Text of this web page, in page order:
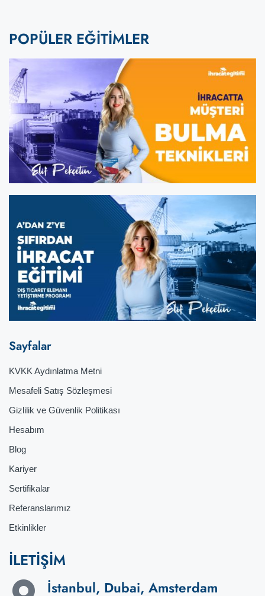
POPÜLER EĞİTİMLER
Sayfalar
KVKK Aydınlatma Metni
Mesafeli Satış Sözleşmesi
Gizlilik ve Güvenlik Politikası
Hesabım
Blog
Kariyer
Sertifikalar
Referanslarımız
Etkinlikler
İLETİŞİM
İstanbul, Dubai, Amsterdam